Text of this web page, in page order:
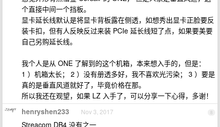
个直接中间一个挡板。
显卡延长线默认是将显卡背板露在侧透，如想秀出显卡正脸要反
装卡扣，但有人反映反过来装 PCIe 延长线短了点，如果要美要
自己另购延长线。
我个人是从 ONE 了解到的这个机箱，本来想入手的，但是：
1 ）机箱太长； 2 ）没有册透多好，我不喜欢光污染； 3 ）要是
真的是垂直风道就好了，毕竟价格在那。
所以我还在观望，如果 LZ 入手了，可以分享一下心得，多谢！
8
henryshen233 Nov 3, 2017
Streacom DB4 没有之一